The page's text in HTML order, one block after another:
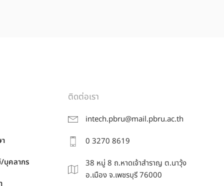
/บุคลากร
ติดต่อเรา
intech.pbru@mail.pbru.ac.th
0 3270 8619
38 หมู่ 8 ถ.หาดเจ้าสำราญ ต.นาวุ้ง
อ.เมือง จ.เพชรบุรี 76000